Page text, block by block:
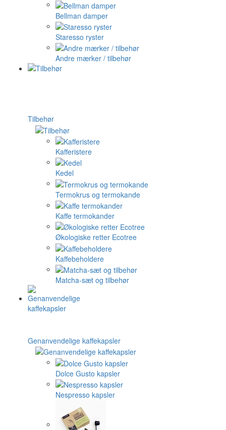
Bellman damper
Staresso ryster
Andre mærker / tilbehør
Tilbehør
Kafferistere
Kedel
Termokrus og termokande
Kaffe termokander
Økologiske retter Ecotree
Kaffebeholdere
Matcha-sæt og tilbehør
Genanvendelige kaffekapsler
Dolce Gusto kapsler
Nespresso kapsler